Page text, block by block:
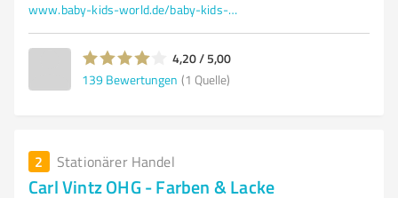
www.baby-kids-world.de/baby-kids-world-gmbh-muehlhausen/
4,20 / 5,00
139 Bewertungen (1 Quelle)
2 Stationärer Handel
Carl Vintz OHG - Farben & Lacke